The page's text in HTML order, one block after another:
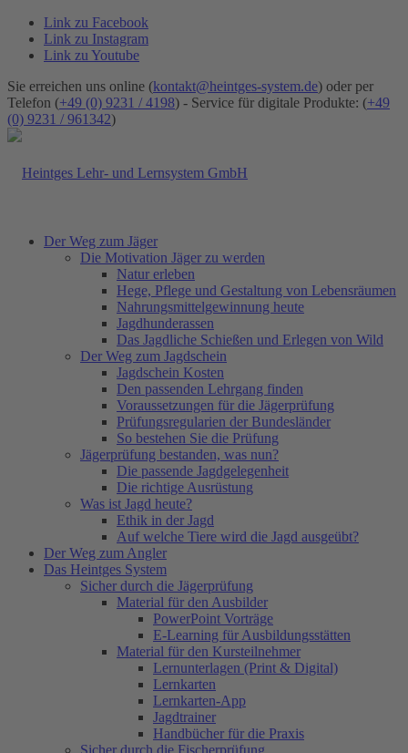
Link zu Facebook
Link zu Instagram
Link zu Youtube
Sie erreichen uns online (kontakt@heintges-system.de) oder per
Telefon (+49 (0) 9231 / 4198) - Service für digitale Produkte: (+49
(0) 9231 / 961342)
Der Weg zum Jäger
Die Motivation Jäger zu werden
Natur erleben
Hege, Pflege und Gestaltung von Lebensräumen
Nahrungsmittelgewinnung heute
Jagdhunderassen
Das Jagdliche Schießen und Erlegen von Wild
Der Weg zum Jagdschein
Jagdschein Kosten
Den passenden Lehrgang finden
Voraussetzungen für die Jägerprüfung
Prüfungsregularien der Bundesländer
So bestehen Sie die Prüfung
Jägerprüfung bestanden, was nun?
Die passende Jagdgelegenheit
Die richtige Ausrüstung
Was ist Jagd heute?
Ethik in der Jagd
Auf welche Tiere wird die Jagd ausgeübt?
Der Weg zum Angler
Das Heintges System
Sicher durch die Jägerprüfung
Material für den Ausbilder
PowerPoint Vorträge
E-Learning für Ausbildungsstätten
Material für den Kursteilnehmer
Lernunterlagen (Print & Digital)
Lernkarten
Lernkarten-App
Jagdtrainer
Handbücher für die Praxis
Sicher durch die Fischerprüfung